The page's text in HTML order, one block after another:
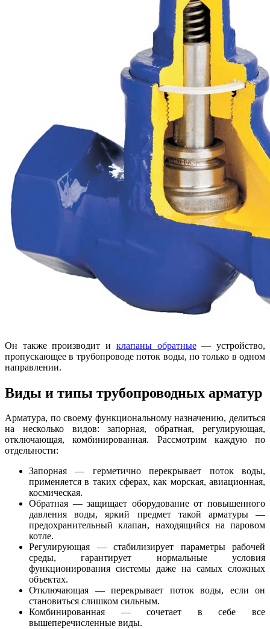
Он также производит и клапаны обратные— устройство,
пропускающее в трубопроводе поток воды, но только в одном
направлении.
Виды и типы трубопроводных арматур
Арматура, по своему функциональному назначению, делиться
на несколько видов: запорная, обратная, регулирующая,
отключающая, комбинированная. Рассмотрим каждую по
отдельности:
Запорная — герметично перекрывает поток воды,
применяется в таких сферах, как морская, авиационная,
космическая.
Обратная — защищает оборудование от повышенного
давления воды, яркий предмет такой арматуры —
предохранительный клапан, находящийся на паровом
котле.
Регулирующая — стабилизирует параметры рабочей
среды, гарантирует нормальные условия
функционирования системы даже на самых сложных
объектах.
Отключающая — перекрывает поток воды, если он
становиться слишком сильным.
Комбинированная — сочетает в себе все
вышеперечисленные виды.